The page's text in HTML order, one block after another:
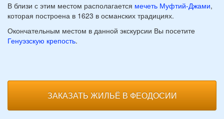
В близи с этим местом располагается мечеть Муфтий-Джами,
которая построена в 1623 в османских традициях.
Окончательным местом в данной экскурсии Вы посетите
Генуэзскую крепость.
ЗАКАЗАТЬ ЖИЛЬЁ В ФЕОДОСИИ